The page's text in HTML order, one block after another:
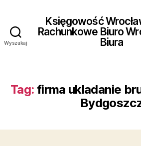
Wyszukaj
Księgowość
Rachunkowe Biuro
Biura
Tag: firma ukladanie